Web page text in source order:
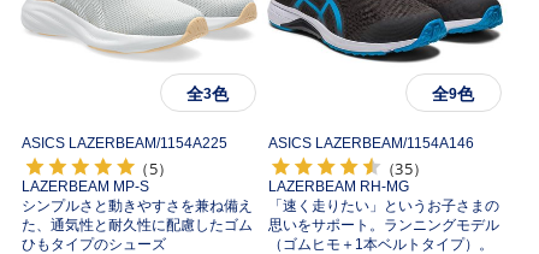
全3色
ASICS LAZERBEAM/1154A225
（5）
LAZERBEAM MP-S
シンプルさと動きやすさを兼ね備え
た、通気性と耐久性に配慮したゴム
ひもタイプのシューズ
全9色
ASICS LAZERBEAM/1154A146
（35）
LAZERBEAM RH-MG
「速く走りたい」というお子さまの
思いをサポート。ランニングモデル
（ゴムヒモ＋1本ベルトタイプ）。